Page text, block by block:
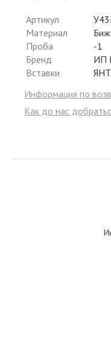
Артикул
Материал
Проба
-1
Бренд
ИП
Вставки
Информация по
Как до нас